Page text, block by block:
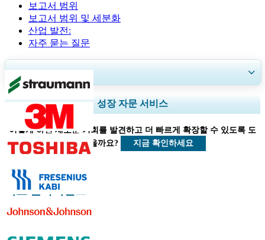
보고서 범위
보고서 범위 및 세분화
산업 발전:
자주 묻는 질문
30~60
지역 및 국가 범위 확장, 세그먼트 분석, 기업 프로필, 경쟁 벤치마킹, 및 최
종 사용자 인사이트.
지금 맞춤 설정
성장 자문 서비스
어떻게 하면 새로운 기회를 발견하고 더 빠르게 확장할 수 있도록 도
울 수 있을까요?
지금 확인하세요
의료 클라이언트